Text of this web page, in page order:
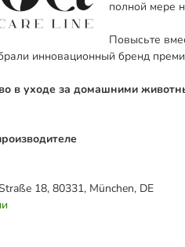
полной мере
Повысьте
инновационный бренд
в уходе за домашними
18, 80331, München, DE